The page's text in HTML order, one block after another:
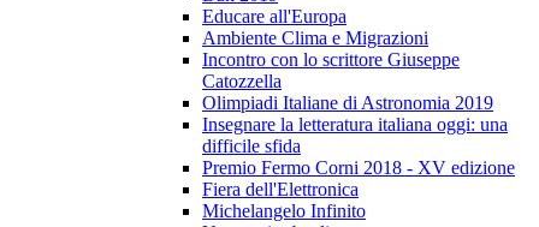
Educare all'Europa
Ambiente Clima e Migrazioni
Incontro con lo scrittore Giuseppe
Catozzella
Olimpiadi Italiane di Astronomia 2019
Insegnare la letteratura italiana oggi: una
difficile sfida
Premio Fermo Corni 2018 - XV edizione
Fiera dell'Elettronica
Michelangelo Infinito